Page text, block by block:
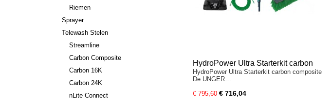
Riemen
Sprayer
Telewash Stelen
Streamline
Carbon Composite
Carbon 16K
Carbon 24K
nLite Connect
HydroPower Ultra Starterkit carbon
composite
HydroPower Ultra Starterkit carbon composite
De UNGER…
€ 795,60 € 716,04